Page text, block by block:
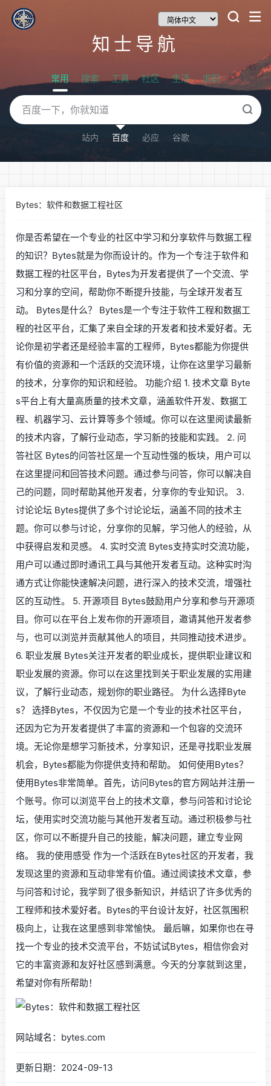
知士导航
常用 搜索 工具 社区 生活 求职
站内 百度 必应 谷歌
Bytes：软件和数据工程社区
你是否希望在一个专业的社区中学习和分享软件与数据工程
的知识？Bytes就是为你而设计的。作为一个专注于软件和
数据工程的社区平台，Bytes为开发者提供了一个交流、学
习和分享的空间，帮助你不断提升技能，与全球开发者互
动。 Bytes是什么？ Bytes是一个专注于软件工程和数据工
程的社区平台，汇集了来自全球的开发者和技术爱好者。无
论你是初学者还是经验丰富的工程师，Bytes都能为你提供
有价值的资源和一个活跃的交流环境，让你在这里学习最新
的技术，分享你的知识和经验。 功能介绍 1. 技术文章 Byte
s平台上有大量高质量的技术文章，涵盖软件开发、数据工
程、机器学习、云计算等多个领域。你可以在这里阅读最新
的技术内容，了解行业动态，学习新的技能和实践。 2. 问
答社区 Bytes的问答社区是一个互动性强的板块，用户可以
在这里提问和回答技术问题。通过参与问答，你可以解决自
己的问题，同时帮助其他开发者，分享你的专业知识。 3.
讨论论坛 Bytes提供了多个讨论论坛，涵盖不同的技术主
题。你可以参与讨论，分享你的见解，学习他人的经验，从
中获得启发和灵感。 4. 实时交流 Bytes支持实时交流功能，
用户可以通过即时通讯工具与其他开发者互动。这种实时沟
通方式让你能快速解决问题，进行深入的技术交流，增强社
区的互动性。 5. 开源项目 Bytes鼓励用户分享和参与开源项
目。你可以在平台上发布你的开源项目，邀请其他开发者参
与，也可以浏览并贡献其他人的项目，共同推动技术进步。
6. 职业发展 Bytes关注开发者的职业成长，提供职业建议和
职业发展的资源。你可以在这里找到关于职业发展的实用建
议，了解行业动态，规划你的职业路径。 为什么选择Byte
s？ 选择Bytes，不仅因为它是一个专业的技术社区平台，
还因为它为开发者提供了丰富的资源和一个包容的交流环
境。无论你是想学习新技术，分享知识，还是寻找职业发展
机会，Bytes都能为你提供支持和帮助。 如何使用Bytes？
使用Bytes非常简单。首先，访问Bytes的官方网站并注册一
个账号。你可以浏览平台上的技术文章，参与问答和讨论论
坛，使用实时交流功能与其他开发者互动。通过积极参与社
区，你可以不断提升自己的技能，解决问题，建立专业网
络。 我的使用感受 作为一个活跃在Bytes社区的开发者，我
发现这里的资源和互动非常有价值。通过阅读技术文章，参
与问答和讨论，我学到了很多新知识，并结识了许多优秀的
工程师和技术爱好者。Bytes的平台设计友好，社区氛围积
极向上，让我在这里感到非常愉快。 最后嘛，如果你也在寻
找一个专业的技术交流平台，不妨试试Bytes，相信你会对
它的丰富资源和友好社区感到满意。今天的分享就到这里，
希望对你有所帮助！
网站域名：bytes.com
更新日期：2024-09-13